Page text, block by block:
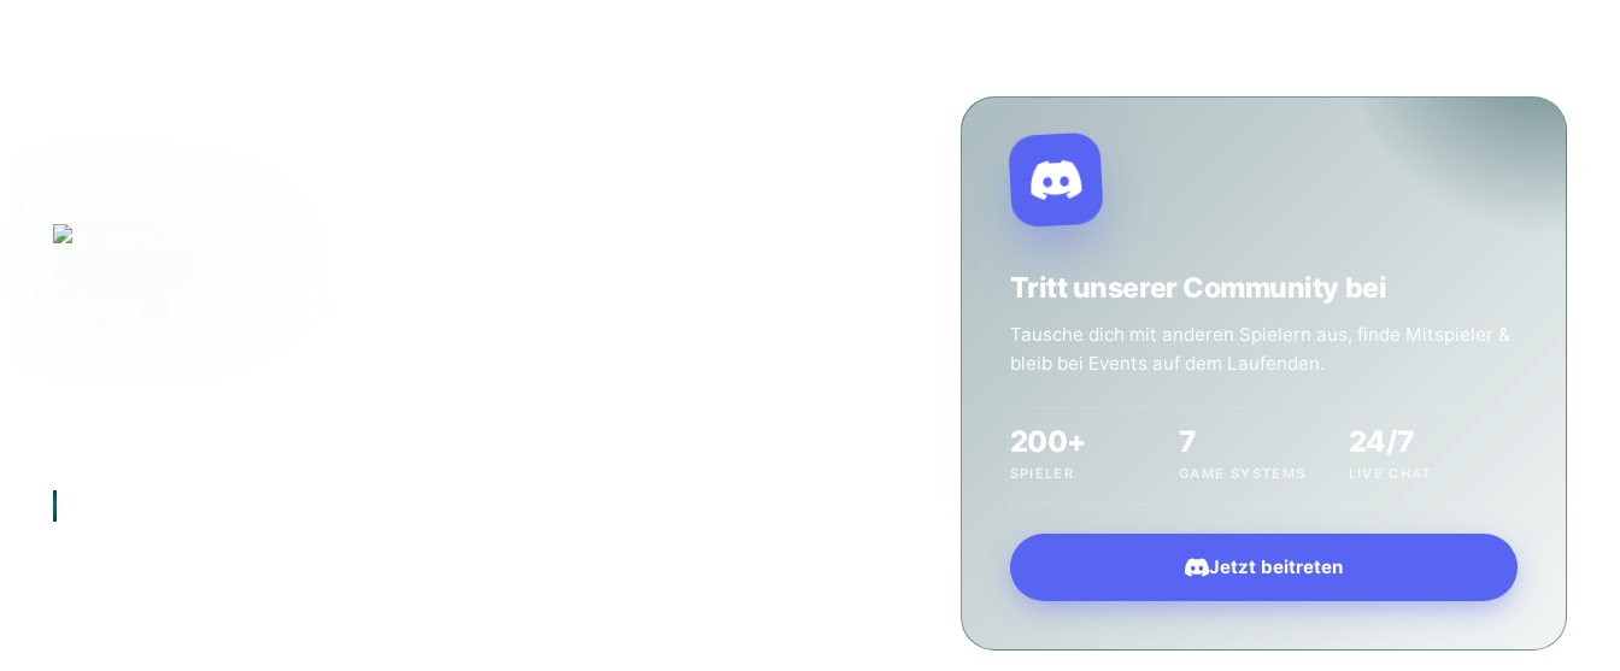
Tritt unserer Community bei
Tausche dich mit anderen Spielern aus, finde Mitspieler &
bleib bei Events auf dem Laufenden.
200+
SPIELER
7
GAME SYSTEMS
24/7
LIVE CHAT
Jetzt beitreten